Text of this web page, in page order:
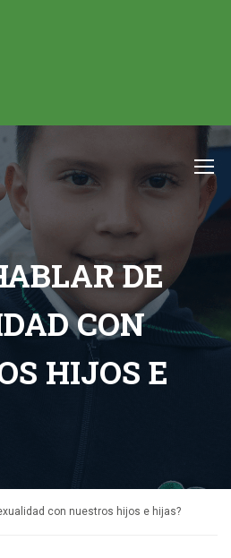
DE
CON
HIJOS E
con nuestros hijos e hijas?